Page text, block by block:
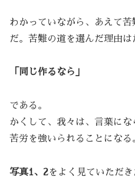
わかっていながら、あえて苦
だ。苦難の道を選んだ理由は
「同じ作るなら」
である。
かくして、我々は、言葉にな
苦労を強いられることになる
写真1、2をよく見ていただ